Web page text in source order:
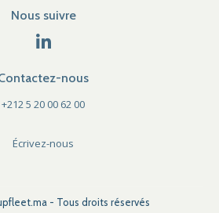
Nous suivre
nous
+212 5 20 00 62 00
Écrivez-nous
- Tous droits réservés